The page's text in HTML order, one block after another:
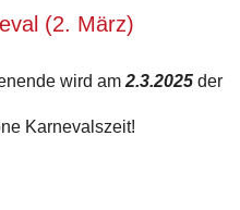
(2. März)
wird am 2.3.2025 der
Karnevalszeit!